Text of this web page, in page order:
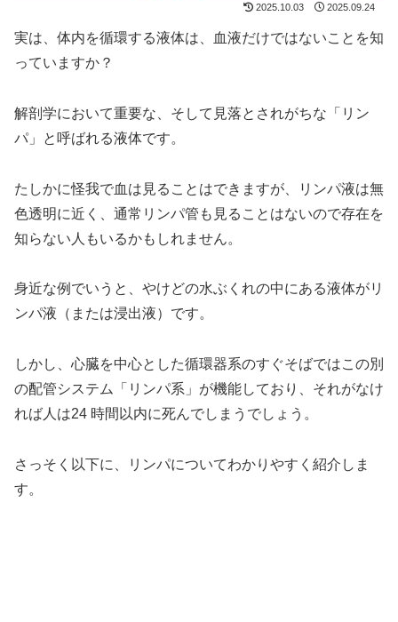
2025.10.03 2025.09.24
実は、体内を循環する液体は、血液だけではないことを知
っていますか？
解剖学において重要な、そして見落とされがちな「リン
パ」と呼ばれる液体です。
たしかに怪我で血は見ることはできますが、リンパ液は無
色透明に近く、通常リンパ管も見ることはないので存在を
知らない人もいるかもしれません。
身近な例でいうと、やけどの水ぶくれの中にある液体がリ
ンパ液（または浸出液）です。
しかし、心臓を中心とした循環器系のすぐそばではこの別
の配管システム「リンパ系」が機能しており、それがなけ
れば人は24 時間以内に死んでしまうでしょう。
さっそく以下に、リンパについてわかりやすく紹介しま
す。